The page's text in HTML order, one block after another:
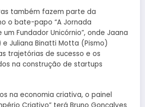
também fazem parte da
o bate-papo “A Jornada
Fundador Unicórnio”, onde Jaana
Juliana Binatti Motta (Pismo)
trajetórias de sucesso e os
na construção de startups
na economia criativa, o painel